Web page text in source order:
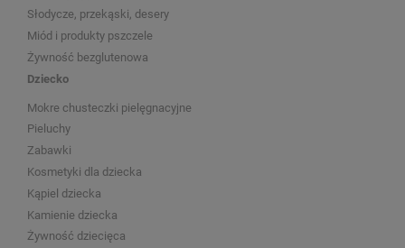
Słodycze, przekąski, desery
Miód i produkty pszczele
Żywność bezglutenowa
Dziecko
Mokre chusteczki pielęgnacyjne
Pieluchy
Zabawki
Kosmetyki dla dziecka
Kąpiel dziecka
Kamienie dziecka
Żywność dziecięca